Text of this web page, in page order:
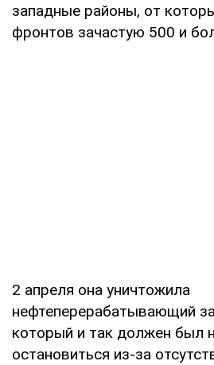
западные районы, от
фронтов зачастую 500 и
2 апреля она уничтожила
нефтеперерабатывающий
который и так должен был
остановиться из-за